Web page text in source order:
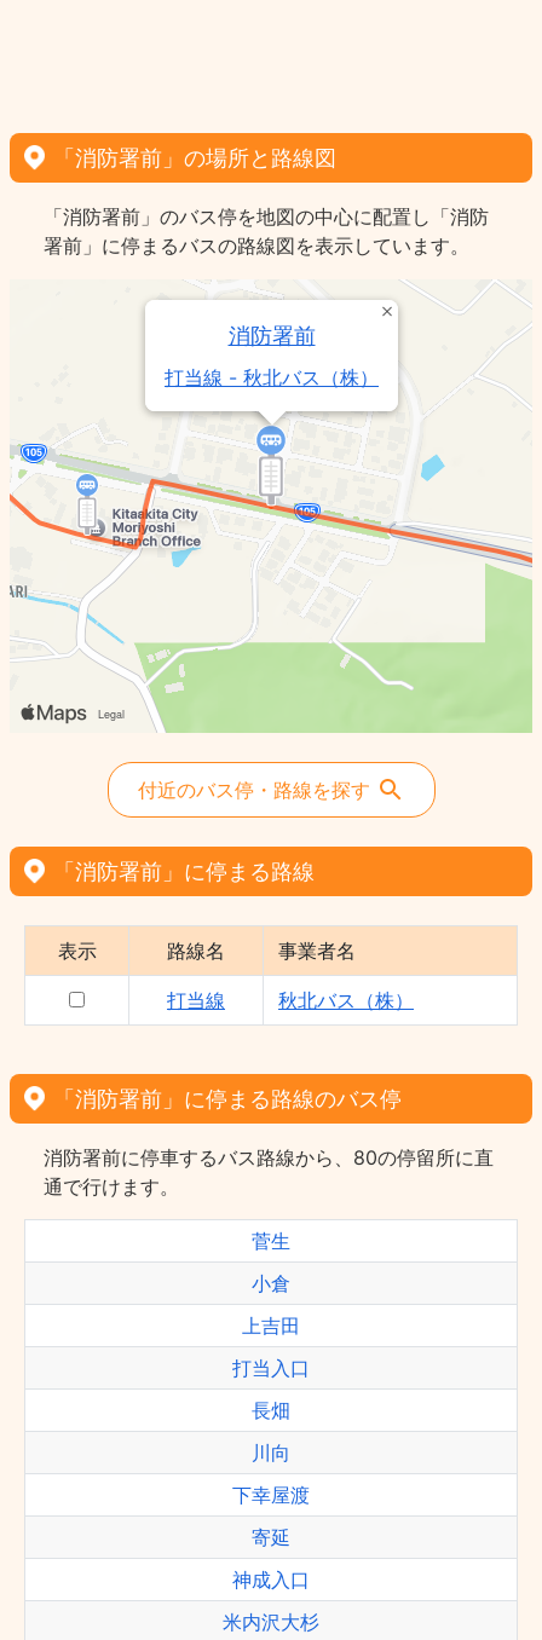
「消防署前」の場所と路線図
「消防署前」のバス停を地図の中心に配置し「消防
署前」に停まるバスの路線図を表示しています。
消防署前
打当線 - 秋北バス（株）
付近のバス停・路線を探す
「消防署前」に停まる路線
表示 路線名 事業者名
打当線 秋北バス（株）
「消防署前」に停まる路線のバス停
消防署前に停車するバス路線から、80の停留所に直
通で行けます。
菅生
小倉
上吉田
打当入口
長畑
川向
下幸屋渡
寄延
神成入口
米内沢大杉